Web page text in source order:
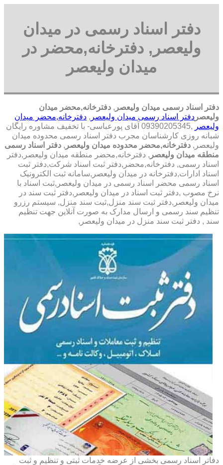
دفتر اسناد رسمی در میدان
ولیعصر, دفترخانه,محضر در
میدان ولیعصر
دفتر اسناد رسمی میدان ولیعصر , دفترخانه,محضر میدان
ولیعصر دفتر اسناد رسمی میدان ولیعصر , دفترخانه,محضر میدان
ولیعصر
,09390205345 آقای پورعباسی- با تخفیف مشاوره رايگان
شبانه روزی کارشناسان مجرب دفتر اسناد رسمی محدوده میدان
ولیعصر, دفترخانه,محضر محدوده میدان ولیعصر , دفتر اسناد رسمی
منطقه میدان ولیعصر , دفترخانه,محضر منطقه میدان ولیعصر,دفتر
اسناد رسمی, دفترخانه,محضر,دفتر ثبت اسناد شرکت,دفتر ثبت
اسناد ادارات,دفترخانه در میدان ولیعصر,سامانه ثبت الکترونیک
اسناد رسمی محضر اسناد رسمی در میدان ولیعصر,ثبت اسناد با
نرخ مصوب ,دفتر ثبت اسناد در میدان ولیعصر,دفتر ثبت سند در
میدان ولیعصر,دفتر ثبت سند منزل,ثبت سند منزل, سیستم رزرو
تنظیم سند رسمی و ارسال مدارک به صورت آنلاین جهت تنظیم
سند , دفتر ثبت سند منزل در میدان ولیعصر,
دفاتر اسناد رسمی بخشی از عرضه خدمات ثبتی و تنظیم و ثبت